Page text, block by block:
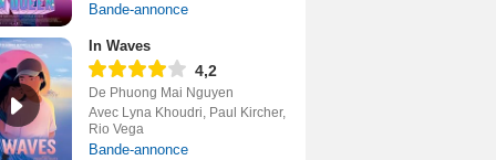
Bande-annonce
In Waves
4,2
De Phuong Mai Nguyen
Avec Lyna Khoudri, Paul Kircher,
Rio Vega
Bande-annonce